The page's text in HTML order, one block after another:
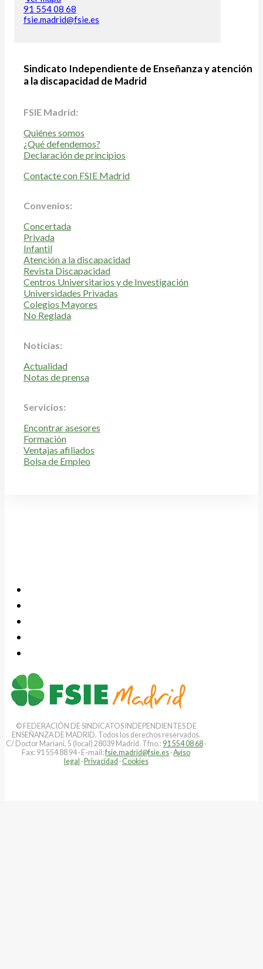
91 554 08 68
fsie.madrid@fsie.es
Sindicato Independiente de Enseñanza y atención
a la discapacidad de Madrid
FSIE Madrid:
Quiénes somos
¿Qué defendemos?
Declaración de principios
Contacte con FSIE Madrid
Convenios:
Concertada
Privada
Infantil
Atención a la discapacidad
Revista Discapacidad
Centros Universitarios y de Investigación
Universidades Privadas
Colegios Mayores
No Reglada
Noticias:
Actualidad
Notas de prensa
Servicios:
Encontrar asesores
Formación
Ventajas afiliados
Bolsa de Empleo
© FEDERACIÓN DE SINDICATOS INDEPENDIENTES DE
ENSEÑANZA DE MADRID. Todos los derechos reservados.
C/ Doctor Mariani, 5 (local) 28039 Madrid. Tfno.: 91 554 08 68 ·
Fax: 91 554 88 94 · E-mail:fsie.madrid@fsie.es ·Aviso
legal ·Privacidad · Cookies